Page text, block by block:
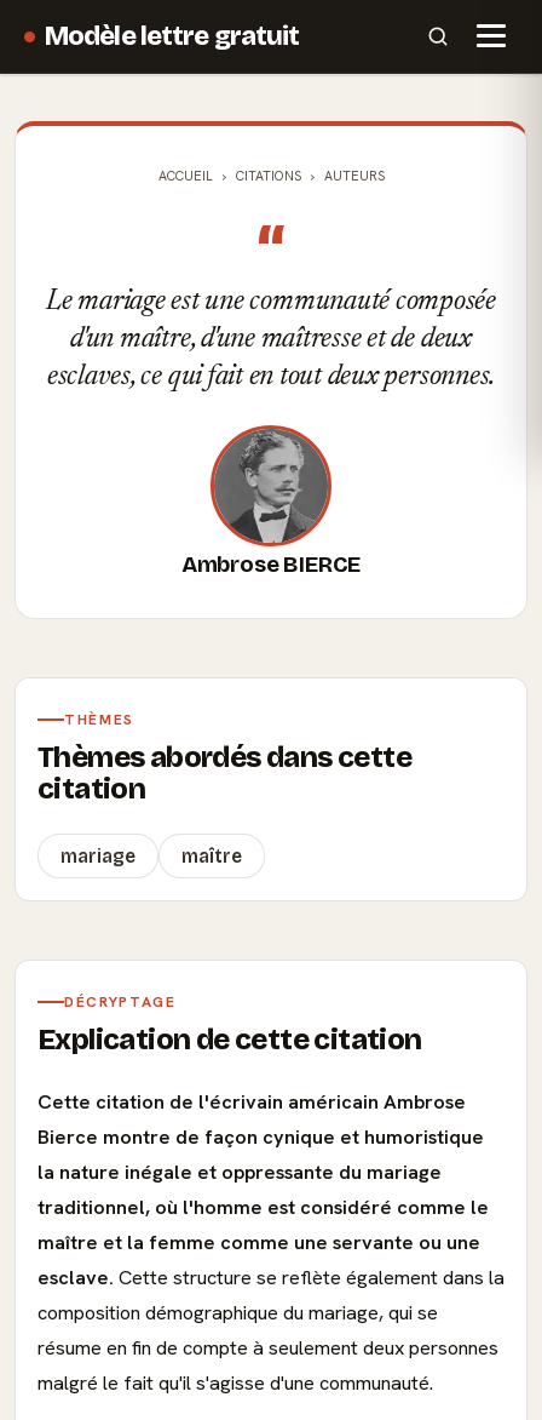
Modèle lettre gratuit
ACCUEIL CITATIONS AUTEURS
“
Le mariage est une communauté composée
d'un maître, d'une maîtresse et de deux
esclaves, ce qui fait en tout deux personnes.
Ambrose BIERCE
THÈMES
Thèmes abordés dans cette
citation
mariage maître
DÉCRYPTAGE
Explication de cette citation
Cette citation de l'écrivain américain Ambrose
Bierce montre de façon cynique et humoristique
la nature inégale et oppressante du mariage
traditionnel, où l'homme est considéré comme le
maître et la femme comme une servante ou une
esclave. Cette structure se reflète également dans la
composition démographique du mariage, qui se
résume en fin de compte à seulement deux personnes
malgré le fait qu'il s'agisse d'une communauté.